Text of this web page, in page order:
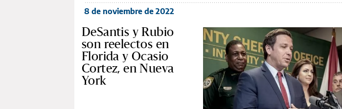
8 de noviembre de 2022
DeSantis y Rubio
son reelectos en
Florida y Ocasio
Cortez, en Nueva
York